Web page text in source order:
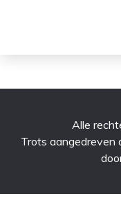
Alle
Trots aangedreven